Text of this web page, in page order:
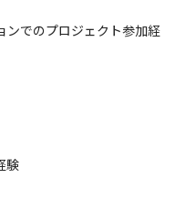
でのプロジェクト参加経
験